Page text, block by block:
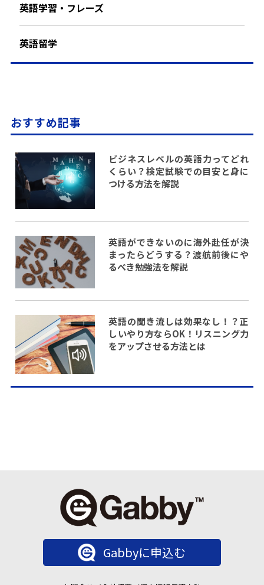
英語学習・フレーズ
英語留学
おすすめ記事
ビジネスレベルの英語力ってどれ
くらい？検定試験での目安と身に
つける方法を解説
英語ができないのに海外赴任が決
まったらどうする？渡航前後にや
るべき勉強法を解説
英語の聞き流しは効果なし！？正
しいやり方ならOK！リスニング力
をアップさせる方法とは
Gabbyに申込む